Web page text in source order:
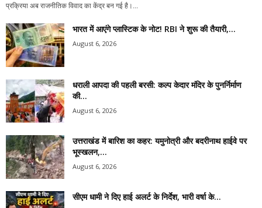
प्रक्रिया अब राजनीतिक विवाद का केंद्र बन गई है।...
भारत में आएंगे प्लास्टिक के नोट! RBI ने शुरू की तैयारी,...
August 6, 2026
धराली आपदा की पहली बरसी: कल्प केदार मंदिर के पुनर्निर्माण
की...
August 6, 2026
उत्तराखंड में बारिश का कहर: यमुनोत्री और बदरीनाथ हाईवे पर
भूस्खलन,...
August 6, 2026
सीएम धामी ने दिए हाई अलर्ट के निर्देश, भारी वर्षा के...